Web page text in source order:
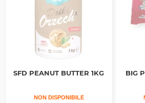
SFD PEANUT BUTTER 1KG
NON DISPONIBILE
BIG